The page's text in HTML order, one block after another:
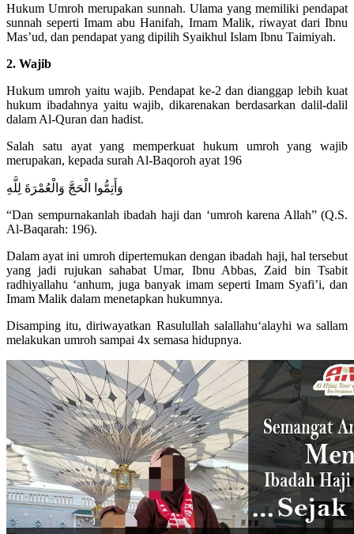
Hukum Umroh merupakan sunnah. Ulama yang memiliki pendapat
sunnah seperti Imam abu Hanifah, Imam Malik, riwayat dari Ibnu
Mas’ud, dan pendapat yang dipilih Syaikhul Islam Ibnu Taimiyah.
2. Wajib
Hukum umroh yaitu wajib. Pendapat ke-2 dan dianggap lebih kuat
hukum ibadahnya yaitu wajib, dikarenakan berdasarkan dalil-dalil
dalam Al-Quran dan hadist.
Salah satu ayat yang memperkuat hukum umroh yang wajib
merupakan, kepada surah Al-Baqoroh ayat 196
وَأَتِمُّوا الْحَجَّ وَالْعُمْرَةَ لِلَّهِ
“Dan sempurnakanlah ibadah haji dan ‘umroh karena Allah” (Q.S.
Al-Baqarah: 196).
Dalam ayat ini umroh dipertemukan dengan ibadah haji, hal tersebut
yang jadi rujukan sahabat Umar, Ibnu Abbas, Zaid bin Tsabit
radhiyallahu ‘anhum, juga banyak imam seperti Imam Syafi’i, dan
Imam Malik dalam menetapkan hukumnya.
Disamping itu, diriwayatkan Rasulullah salallahu‘alayhi wa sallam
melakukan umroh sampai 4x semasa hidupnya.